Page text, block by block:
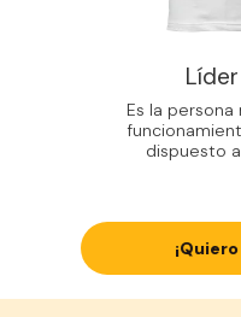
Es la
dispuesto